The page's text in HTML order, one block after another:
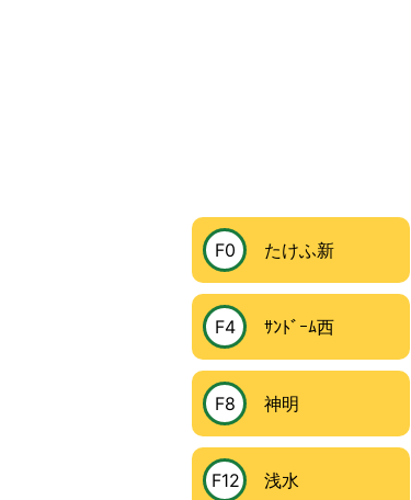
F0 たけふ新
F4 ｻﾝﾄﾞｰﾑ西
F8 神明
F12 浅水